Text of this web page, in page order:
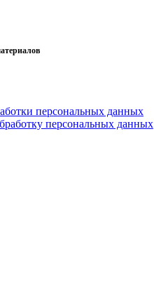
персональных данных
персональных данных